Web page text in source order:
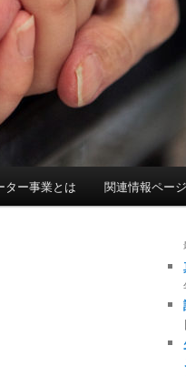
ター事業とは 関連情報ページ